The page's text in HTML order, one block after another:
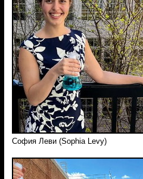
София Леви (Sophia Levy)